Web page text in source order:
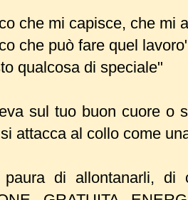
che mi capisce, che mi
che può fare quel
qualcosa di speciale"
sul tuo buon cuore o
attacca al collo come
paura di allontanarli, di